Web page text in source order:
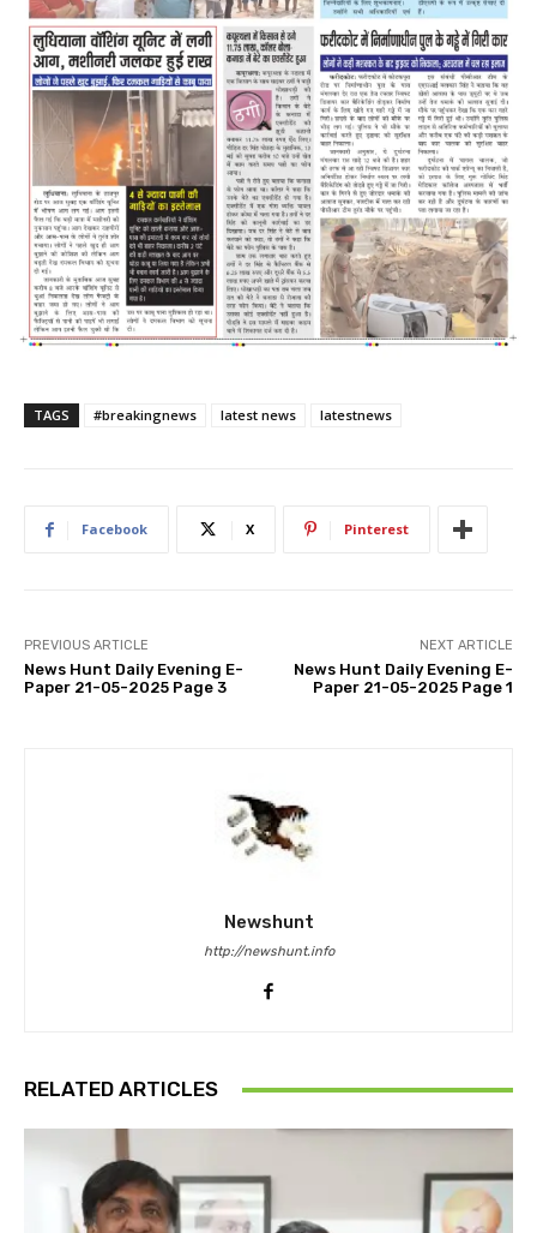
TAGS #breakingnews latest news latestnews
Facebook X Pinterest
PREVIOUS ARTICLE
News Hunt Daily Evening E-
Paper 21-05-2025 Page 3
NEXT ARTICLE
News Hunt Daily Evening E-
Paper 21-05-2025 Page 1
Newshunt
http://newshunt.info
RELATED ARTICLES